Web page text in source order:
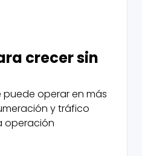
crecer sin
puede operar en más
y tráfico
operación